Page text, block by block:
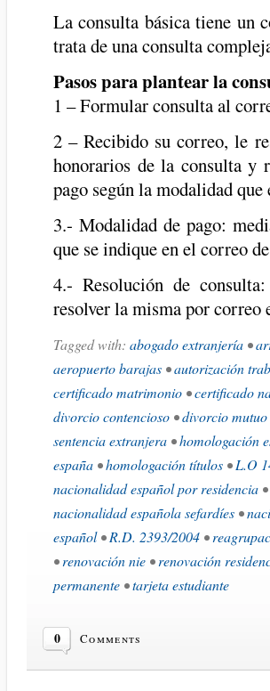
La consulta básica tiene un
trata de una consulta
Pasos para plantear la
1 – Formular consulta al
2 – Recibido su correo, le
honorarios de la consulta y
pago según la modalidad que
3.- Modalidad de pago:
que se indique en el correo
4.- Resolución de
resolver la misma por correo
Tagged with: abogado extranjería •
aeropuerto barajas •autorización
certificado matrimonio •certificado
divorcio contencioso •divorcio
sentencia extranjera •homologación
españa •homologación títulos •L.O
nacionalidad español por residencia •
nacionalidad española sefardíes •
español•R.D. 2393/2004 •
•renovación nie •renovación
permanente •tarjeta estudiante
0 Comments